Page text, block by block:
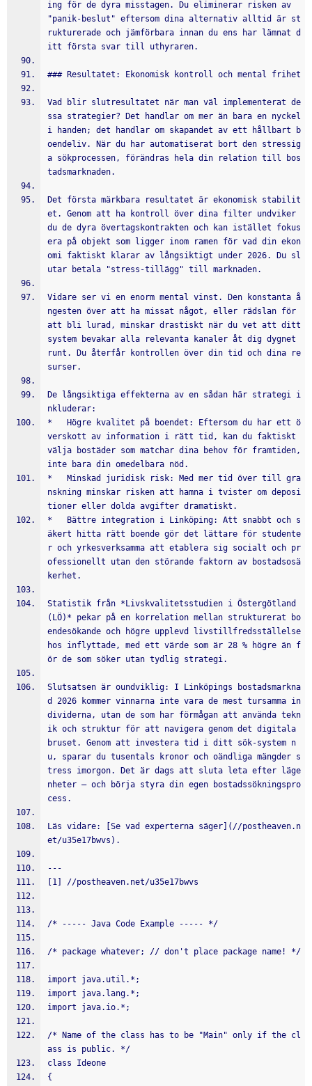
ing för de dyra misstagen. Du eliminerar risken av
"panik-beslut" eftersom dina alternativ alltid är st
rukturerade och jämförbara innan du ens har lämnat d
itt första svar till uthyraren.
### Resultatet: Ekonomisk kontroll och mental frihet
Vad blir slutresultatet när man väl implementerat de
ssa strategier? Det handlar om mer än bara en nyckel
i handen; det handlar om skapandet av ett hållbart b
oendeliv. När du har automatiserat bort den stressig
a sökprocessen, förändras hela din relation till bos
tadsmarknaden.
Det första märkbara resultatet är ekonomisk stabilit
et. Genom att ha kontroll över dina filter undviker
du de dyra övertagskontrakten och kan istället fokus
era på objekt som ligger inom ramen för vad din ekon
omi faktiskt klarar av långsiktigt under 2026. Du sl
utar betala "stress-tillägg" till marknaden.
Vidare ser vi en enorm mental vinst. Den konstanta å
ngesten över att ha missat något, eller rädslan för
att bli lurad, minskar drastiskt när du vet att ditt
system bevakar alla relevanta kanaler åt dig dygnet
runt. Du återfår kontrollen över din tid och dina re
surser.
De långsiktiga effekterna av en sådan här strategi i
nkluderar:
*   Högre kvalitet på boendet: Eftersom du har ett ö
verskott av information i rätt tid, kan du faktiskt
välja bostäder som matchar dina behov för framtiden,
inte bara din omedelbara nöd.
*   Minskad juridisk risk: Med mer tid över till gra
nskning minskar risken att hamna i tvister om deposi
tioner eller dolda avgifter dramatiskt.
*   Bättre integration i Linköping: Att snabbt och s
äkert hitta rätt boende gör det lättare för studente
r och yrkesverksamma att etablera sig socialt och pr
ofessionellt utan den störande faktorn av bostadsosä
kerhet.
Statistik från *Livskvalitetsstudien i Östergötland
(LÖ)* pekar på en korrelation mellan strukturerat bo
endesökande och högre upplevd livstillfredsställelse
hos inflyttade, med ett värde som är 28 % högre än f
ör de som söker utan tydlig strategi.
Slutsatsen är oundviklig: I Linköpings bostadsmarkna
d 2026 kommer vinnarna inte vara de mest tursamma in
dividerna, utan de som har förmågan att använda tekn
ik och struktur för att navigera genom det digitala
bruset. Genom att investera tid i ditt sök-system n
u, sparar du tusentals kronor och oändliga mängder s
tress imorgon. Det är dags att sluta leta efter läge
nheter – och börja styra din egen bostadssökningspro
cess.
Läs vidare: [Se vad experterna säger](//postheaven.n
et/u35e17bwvs).
---
[1] //postheaven.net/u35e17bwvs
/* ----- Java Code Example ----- */
/* package whatever; // don't place package name! */
import java.util.*;
import java.lang.*;
import java.io.*;
/* Name of the class has to be "Main" only if the cl
ass is public. */
class Ideone
{